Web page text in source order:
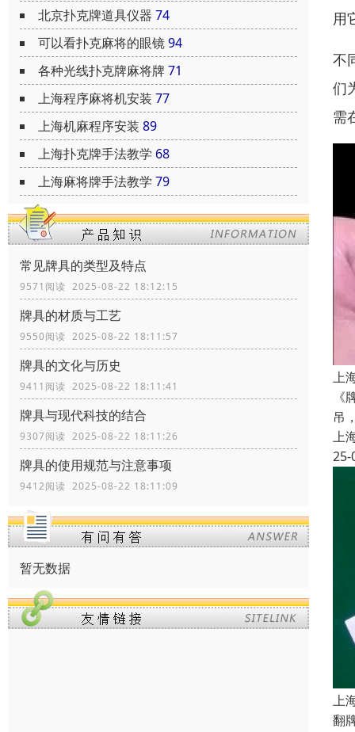
北京扑克牌道具仪器 74
可以看扑克麻将的眼镜94
各种光线扑克牌麻将牌71
上海程序麻将机安装 77
上海机麻程序安装 89
上海扑克牌手法教学 68
上海麻将牌手法教学 79
常见牌具的类型及特点
9571阅读 2025-08-22 18:12:15
牌具的材质与工艺
9550阅读 2025-08-22 18:11:57
牌具的文化与历史
9411阅读 2025-08-22 18:11:41
牌具与现代科技的结合
9307阅读 2025-08-22 18:11:26
牌具的使用规范与注意事项
9412阅读 2025-08-22 18:11:09
暂无数据
用
不
们
需
上
吊
上
25-
上
翻